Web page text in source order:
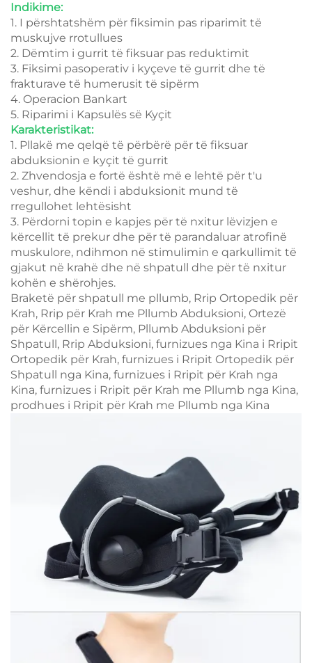
Indikime:
1. I përshtatshëm për fiksimin pas riparimit të
muskujve rrotullues
2. Dëmtim i gurrit të fiksuar pas reduktimit
3. Fiksimi pasoperativ i kyçeve të gurrit dhe të
frakturave të humerusit të sipërm
4. Operacion Bankart
5. Riparimi i Kapsulës së Kyçit
Karakteristikat:
1. Pllakë me qelqë të përbërë për të fiksuar
abduksionin e kyçit të gurrit
2. Zhvendosja e fortë është më e lehtë për t'u
veshur, dhe këndi i abduksionit mund të
rregullohet lehtësisht
3. Përdorni topin e kapjes për të nxitur lëvizjen e
kërcellit të prekur dhe për të parandaluar atrofinë
muskulore, ndihmon në stimulimin e qarkullimit të
gjakut në krahë dhe në shpatull dhe për të nxitur
kohën e shërohjes.
Braketë për shpatull me pllumb, Rrip Ortopedik për
Krah, Rrip për Krah me Pllumb Abduksioni, Ortezë
për Kërcellin e Sipërm, Pllumb Abduksioni për
Shpatull, Rrip Abduksioni, furnizues nga Kina i Rripit
Ortopedik për Krah, furnizues i Rripit Ortopedik për
Shpatull nga Kina, furnizues i Rripit për Krah nga
Kina, furnizues i Rripit për Krah me Pllumb nga Kina,
prodhues i Rripit për Krah me Pllumb nga Kina